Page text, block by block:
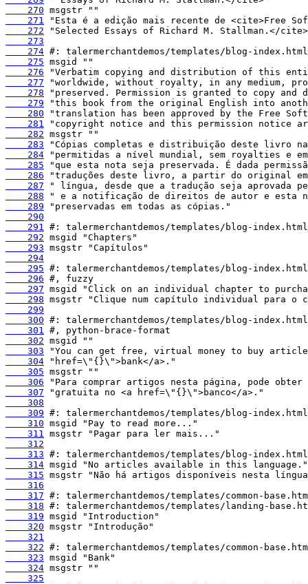
    270
    271
    272
    273
    274
    275
    276
    277
    278
    279
    280
    281
    282
    283
    284
    285
    286
    287
    288
    289
    290
    291
    292
    293
    294
    295
    296
    297
    298
    299
    300
    301
    302
    303
    304
    305
    306
    307
    308
    309
    310
    311
    312
    313
    314
    315
    316
    317
    318
    319
    320
    321
    322
    323
    324
    325